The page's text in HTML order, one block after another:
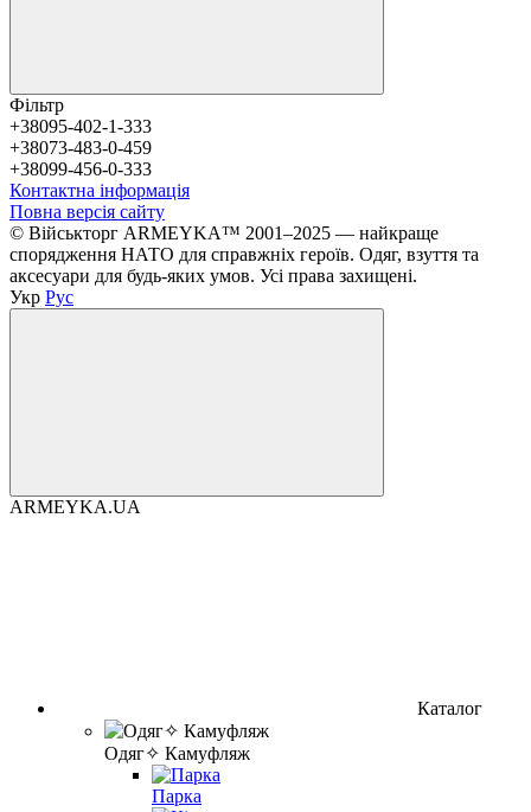
Фільтр
+38095-402-1-333
+38073-483-0-459
+38099-456-0-333
Контактна інформація
Повна версія сайту
© Військторг ARMEYKA™ 2001–2025 — найкраще
спорядження НАТО для справжніх героїв. Одяг, взуття та
аксесуари для будь-яких умов. Усі права захищені.
Укр Рус
ARMEYKA.UA
Каталог
Одяг✧ Камуфляж
Парка